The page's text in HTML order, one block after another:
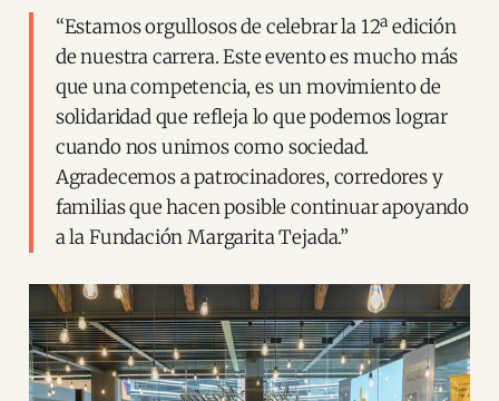
“Estamos orgullosos de celebrar la 12ª edición
de nuestra carrera. Este evento es mucho más
que una competencia, es un movimiento de
solidaridad que refleja lo que podemos lograr
cuando nos unimos como sociedad.
Agradecemos a patrocinadores, corredores y
familias que hacen posible continuar apoyando
a la Fundación Margarita Tejada.”